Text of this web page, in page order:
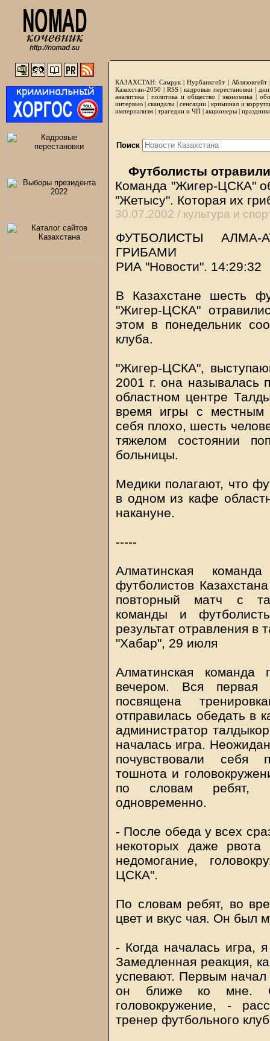
КАЗАХСТАН: Самрук |Нурбанкгейт | Аблязовгейт
Казахстан-2050 | RSS|кадровые перестановки|
аналитика | политика и общество | экономика |
интервью |скандалы | сенсации|криминал и
империализм | трагедии и ЧП | акционеры |
Поиск
Футболисты
Команда "Жигер-ЦСКА"
"Жетысу". Которая их
30.07.2002 / культура и
ФУТБОЛИСТЫ АЛМА-
ГРИБАМИ
РИА "Новости". 14:29:32
В Казахстане шесть
"Жигер-ЦСКА"
этом в понедельник
клуба.
"Жигер-ЦСКА",
2001 г. она называлась
областном центре
время игры с местным
себя плохо, шесть
тяжелом состоянии
больницы.
Медики полагают, что
в одном из кафе
накануне.
-----
Алматинская
футболистов
повторный матч с
команды и
результат отравления в
"Хабар", 29 июля
Алматинская
вечером. Вся первая
посвящена
отправилась обедать в
администратор
началась игра.
почувствовали себя
тошнота и
по словам ребят,
одновременно.
- После обеда у всех
некоторых даже рвота
недомогание,
ЦСКА".
По словам ребят, во
цвет и вкус чая. Он был
- Когда началась игра,
Замедленная реакция,
успевают. Первым начал
он ближе ко мне.
головокружение, -
тренер футбольного